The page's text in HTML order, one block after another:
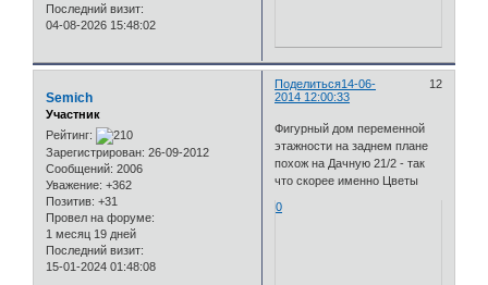
Последний визит:
04-08-2026 15:48:02
Поделиться 12
14-06-
2014 12:00:33
Semich
Участник
Рейтинг:
Зарегистрирован: 26-09-2012
Сообщений: 2006
Уважение: +362
Позитив: +31
Провел на форуме:
1 месяц 19 дней
Последний визит:
15-01-2024 01:48:08
Фигурный дом переменной
этажности на заднем плане
похож на Дачную 21/2 - так
что скорее именно Цветы
0